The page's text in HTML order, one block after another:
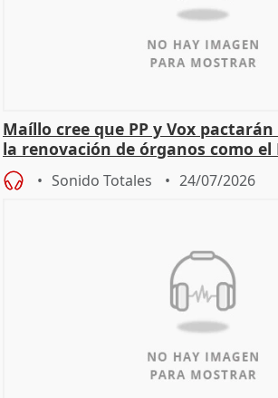
Maíllo cree que PP y Vox
la renovación de órganos como el
Sonido Totales 24/07/2026